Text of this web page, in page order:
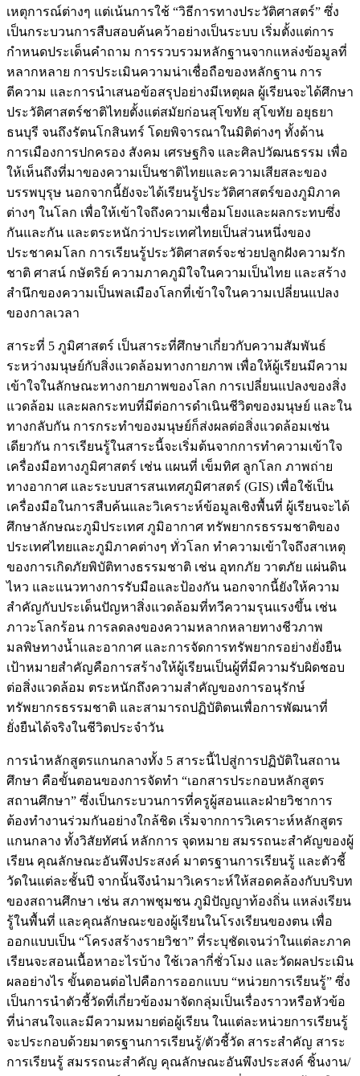
เหตุการณ์ต่างๆ แต่เน้นการใช้ “วิธีการทางประวัติศาสตร์” ซึ่ง
เป็นกระบวนการสืบสอบค้นคว้าอย่างเป็นระบบ เริ่มตั้งแต่การ
กำหนดประเด็นคำถาม การรวบรวมหลักฐานจากแหล่งข้อมูลที่
หลากหลาย การประเมินความน่าเชื่อถือของหลักฐาน การ
ตีความ และการนำเสนอข้อสรุปอย่างมีเหตุผล ผู้เรียนจะได้ศึกษา
ประวัติศาสตร์ชาติไทยตั้งแต่สมัยก่อนสุโขทัย สุโขทัย อยุธยา
ธนบุรี จนถึงรัตนโกสินทร์ โดยพิจารณาในมิติต่างๆ ทั้งด้าน
การเมืองการปกครอง สังคม เศรษฐกิจ และศิลปวัฒนธรรม เพื่อ
ให้เห็นถึงที่มาของความเป็นชาติไทยและความเสียสละของ
บรรพบุรุษ นอกจากนี้ยังจะได้เรียนรู้ประวัติศาสตร์ของภูมิภาค
ต่างๆ ในโลก เพื่อให้เข้าใจถึงความเชื่อมโยงและผลกระทบซึ่ง
กันและกัน และตระหนักว่าประเทศไทยเป็นส่วนหนึ่งของ
ประชาคมโลก การเรียนรู้ประวัติศาสตร์จะช่วยปลูกฝังความรัก
ชาติ ศาสน์ กษัตริย์ ความภาคภูมิใจในความเป็นไทย และสร้าง
สำนึกของความเป็นพลเมืองโลกที่เข้าใจในความเปลี่ยนแปลง
ของกาลเวลา
สาระที่ 5 ภูมิศาสตร์ เป็นสาระที่ศึกษาเกี่ยวกับความสัมพันธ์
ระหว่างมนุษย์กับสิ่งแวดล้อมทางกายภาพ เพื่อให้ผู้เรียนมีความ
เข้าใจในลักษณะทางกายภาพของโลก การเปลี่ยนแปลงของสิ่ง
แวดล้อม และผลกระทบที่มีต่อการดำเนินชีวิตของมนุษย์ และใน
ทางกลับกัน การกระทำของมนุษย์ก็ส่งผลต่อสิ่งแวดล้อมเช่น
เดียวกัน การเรียนรู้ในสาระนี้จะเริ่มต้นจากการทำความเข้าใจ
เครื่องมือทางภูมิศาสตร์ เช่น แผนที่ เข็มทิศ ลูกโลก ภาพถ่าย
ทางอากาศ และระบบสารสนเทศภูมิศาสตร์ (GIS) เพื่อใช้เป็น
เครื่องมือในการสืบค้นและวิเคราะห์ข้อมูลเชิงพื้นที่ ผู้เรียนจะได้
ศึกษาลักษณะภูมิประเทศ ภูมิอากาศ ทรัพยากรธรรมชาติของ
ประเทศไทยและภูมิภาคต่างๆ ทั่วโลก ทำความเข้าใจถึงสาเหตุ
ของการเกิดภัยพิบัติทางธรรมชาติ เช่น อุทกภัย วาตภัย แผ่นดิน
ไหว และแนวทางการรับมือและป้องกัน นอกจากนี้ยังให้ความ
สำคัญกับประเด็นปัญหาสิ่งแวดล้อมที่ทวีความรุนแรงขึ้น เช่น
ภาวะโลกร้อน การลดลงของความหลากหลายทางชีวภาพ
มลพิษทางน้ำและอากาศ และการจัดการทรัพยากรอย่างยั่งยืน
เป้าหมายสำคัญคือการสร้างให้ผู้เรียนเป็นผู้ที่มีความรับผิดชอบ
ต่อสิ่งแวดล้อม ตระหนักถึงความสำคัญของการอนุรักษ์
ทรัพยากรธรรมชาติ และสามารถปฏิบัติตนเพื่อการพัฒนาที่
ยั่งยืนได้จริงในชีวิตประจำวัน
การนำหลักสูตรแกนกลางทั้ง 5 สาระนี้ไปสู่การปฏิบัติในสถาน
ศึกษา คือขั้นตอนของการจัดทำ “เอกสารประกอบหลักสูตร
สถานศึกษา” ซึ่งเป็นกระบวนการที่ครูผู้สอนและฝ่ายวิชาการ
ต้องทำงานร่วมกันอย่างใกล้ชิด เริ่มจากการวิเคราะห์หลักสูตร
แกนกลาง ทั้งวิสัยทัศน์ หลักการ จุดหมาย สมรรถนะสำคัญของผู้
เรียน คุณลักษณะอันพึงประสงค์ มาตรฐานการเรียนรู้ และตัวชี้
วัดในแต่ละชั้นปี จากนั้นจึงนำมาวิเคราะห์ให้สอดคล้องกับบริบท
ของสถานศึกษา เช่น สภาพชุมชน ภูมิปัญญาท้องถิ่น แหล่งเรียน
รู้ในพื้นที่ และคุณลักษณะของผู้เรียนในโรงเรียนของตน เพื่อ
ออกแบบเป็น “โครงสร้างรายวิชา” ที่ระบุชัดเจนว่าในแต่ละภาค
เรียนจะสอนเนื้อหาอะไรบ้าง ใช้เวลากี่ชั่วโมง และวัดผลประเมิน
ผลอย่างไร ขั้นตอนต่อไปคือการออกแบบ “หน่วยการเรียนรู้” ซึ่ง
เป็นการนำตัวชี้วัดที่เกี่ยวข้องมาจัดกลุ่มเป็นเรื่องราวหรือหัวข้อ
ที่น่าสนใจและมีความหมายต่อผู้เรียน ในแต่ละหน่วยการเรียนรู้
จะประกอบด้วยมาตรฐานการเรียนรู้/ตัวชี้วัด สาระสำคัญ สาระ
การเรียนรู้ สมรรถนะสำคัญ คุณลักษณะอันพึงประสงค์ ชิ้นงาน/